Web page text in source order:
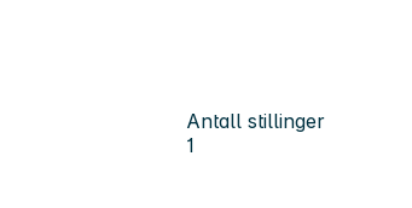
Antall stillinger
1